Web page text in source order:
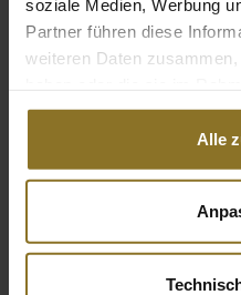
soziale Medien, Werbung
Partner führen diese
weiteren Daten
gesammelt haben.
Alle
noblechairs-
nochmals deutlich
Einstellbar in
Sitzfläche und
Texturierte